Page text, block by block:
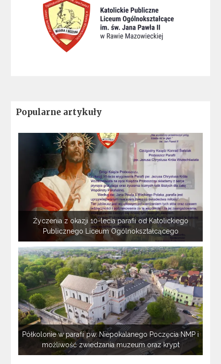
Popularne artykuły
Życzenia z okazji 10-lecia parafii od Katolickiego
Publicznego Liceum Ogólnokształcącego
Półkolonie w parafii pw. Niepokalanego Poczęcia NMP i
możliwość zwiedzania muzeum oraz krypt